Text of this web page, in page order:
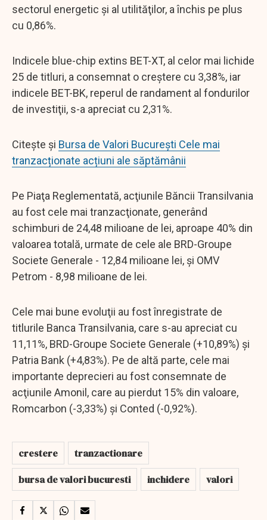
sectorul energetic şi al utilităţilor, a închis pe plus
cu 0,86%.
Indicele blue-chip extins BET-XT, al celor mai lichide
25 de titluri, a consemnat o creştere cu 3,38%, iar
indicele BET-BK, reperul de randament al fondurilor
de investiţii, s-a apreciat cu 2,31%.
Citește și Bursa de Valori București Cele mai
tranzacționate acțiuni ale săptămânii
Pe Piaţa Reglementată, acţiunile Băncii Transilvania
au fost cele mai tranzacţionate, generând
schimburi de 24,48 milioane de lei, aproape 40% din
valoarea totală, urmate de cele ale BRD-Groupe
Societe Generale - 12,84 milioane lei, şi OMV
Petrom - 8,98 milioane de lei.
Cele mai bune evoluţii au fost înregistrate de
titlurile Banca Transilvania, care s-au apreciat cu
11,11%, BRD-Groupe Societe Generale (+10,89%) şi
Patria Bank (+4,83%). Pe de altă parte, cele mai
importante deprecieri au fost consemnate de
acţiunile Amonil, care au pierdut 15% din valoare,
Romcarbon (-3,33%) şi Conted (-0,92%).
crestere
tranzactionare
bursa de valori bucuresti
inchidere valori